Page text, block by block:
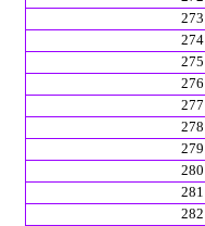
273
274
275
276
277
278
279
280
281
282